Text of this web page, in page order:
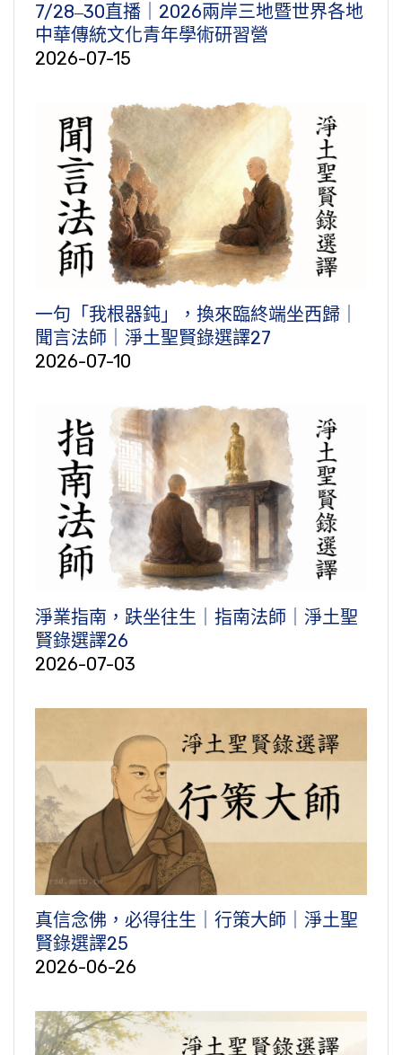
7/28‒30直播｜2026兩岸三地暨世界各地
中華傳統文化青年學術研習營
2026-07-15
一句「我根器鈍」，換來臨終端坐西歸｜
聞言法師｜淨土聖賢錄選譯27
2026-07-10
淨業指南，趺坐往生｜指南法師｜淨土聖
賢錄選譯26
2026-07-03
真信念佛，必得往生｜行策大師｜淨土聖
賢錄選譯25
2026-06-26